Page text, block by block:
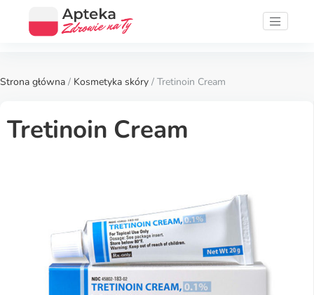
Strona główna / Kosmetyka skóry / Tretinoin Cream
Tretinoin Cream